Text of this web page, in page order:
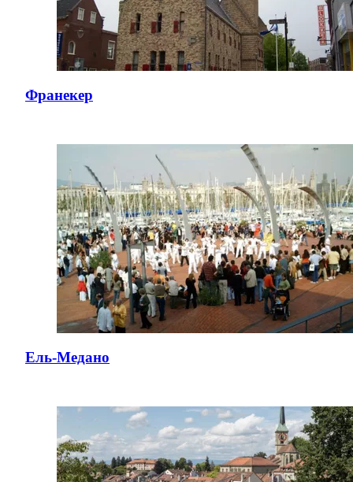
Франекер
Ель-Медано